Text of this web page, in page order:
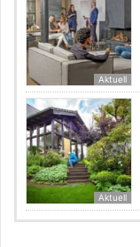
Aktuell
Aktuell